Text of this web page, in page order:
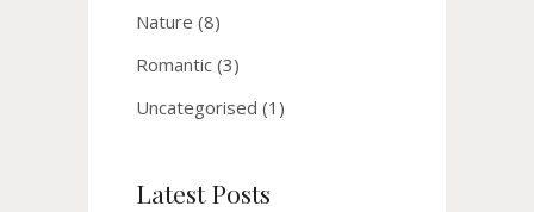
Nature (8)
Romantic (3)
Uncategorised (1)
Latest Posts